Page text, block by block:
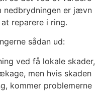
nedbrydningen er jævn
reparere i ring.
sådan ud:
ved få lokale skader,
men hvis skaden
kommer problemerne